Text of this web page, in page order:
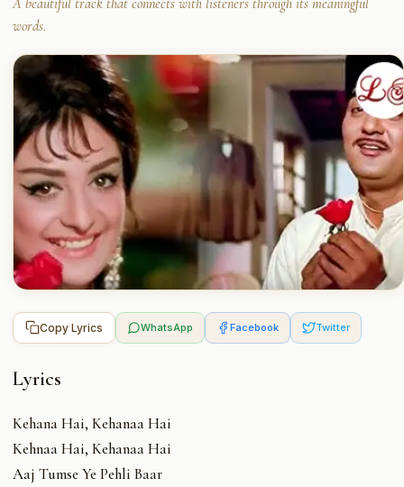
words.
Copy Lyrics WhatsApp Facebook Twitter
Lyrics
Kehana Hai, Kehanaa Hai
Kehnaa Hai, Kehanaa Hai
Aaj Tumse Ye Pehli Baar